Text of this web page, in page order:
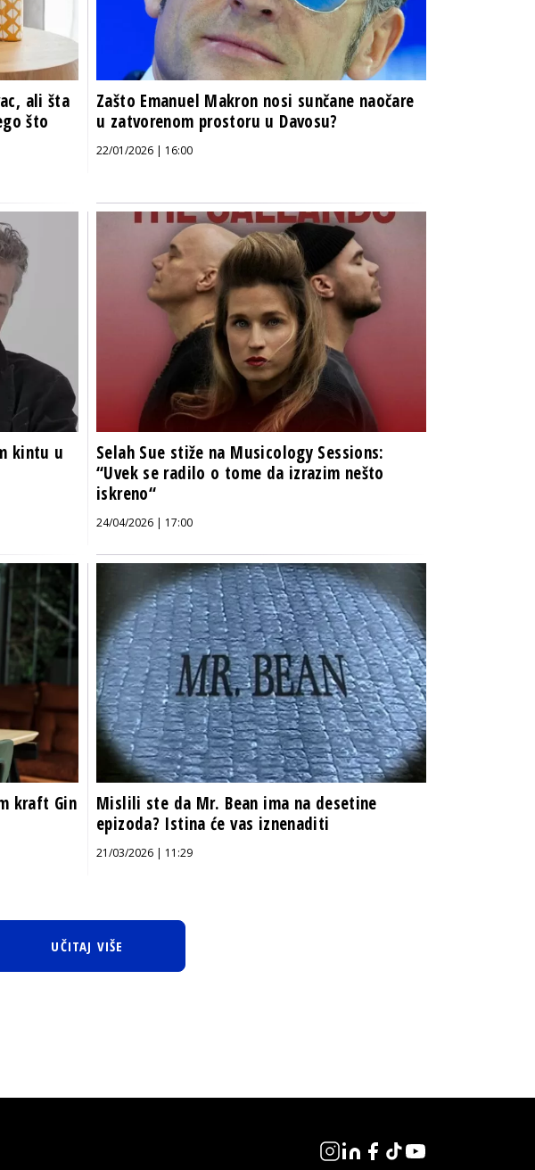
ali šta
što
Zašto Emanuel Makron nosi sunčane naočare
u zatvorenom prostoru u Davosu?
22/01/2026 | 16:00
kintu u
Selah Sue stiže na Musicology Sessions:
“Uvek se radilo o tome da izrazim nešto
iskreno“
24/04/2026 | 17:00
kraft Gin
Mislili ste da Mr. Bean ima na desetine
epizoda? Istina će vas iznenaditi
21/03/2026 | 11:29
UČITAJ VIŠE